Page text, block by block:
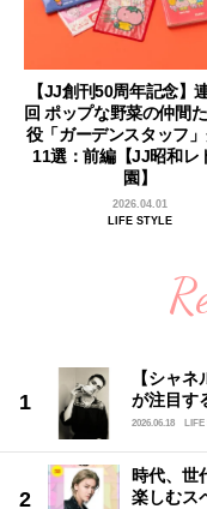
【JJ創刊50周年記念】
回 ポップな野菜の仲間
役「ガーデンスタッフ
11選：前編【JJ昭和レ
園】
2026.04.01
LIFE STYLE
【シャ
が注目す
2026.06.18
LIFE
時代、世
楽しむス